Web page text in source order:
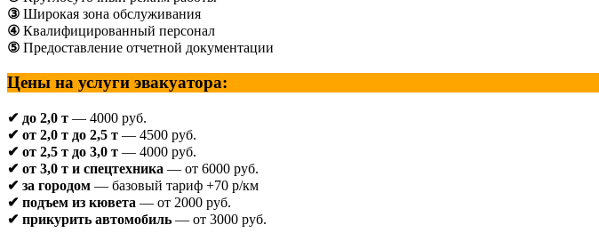
③ Широкая зона обслуживания
④ Квалифицированный персонал
⑤ Предоставление отчетной документации
Цены на услуги эвакуатора:
✔ до 2,0 т — 4000 руб.
✔ от 2,0 т до 2,5 т — 4500 руб.
✔ от 2,5 т до 3,0 т — 4000 руб.
✔ от 3,0 т и спецтехника — от 6000 руб.
✔ за городом — базовый тариф +70 р/км
✔ подъем из кювета — от 2000 руб.
✔ прикурить автомобиль — от 3000 руб.